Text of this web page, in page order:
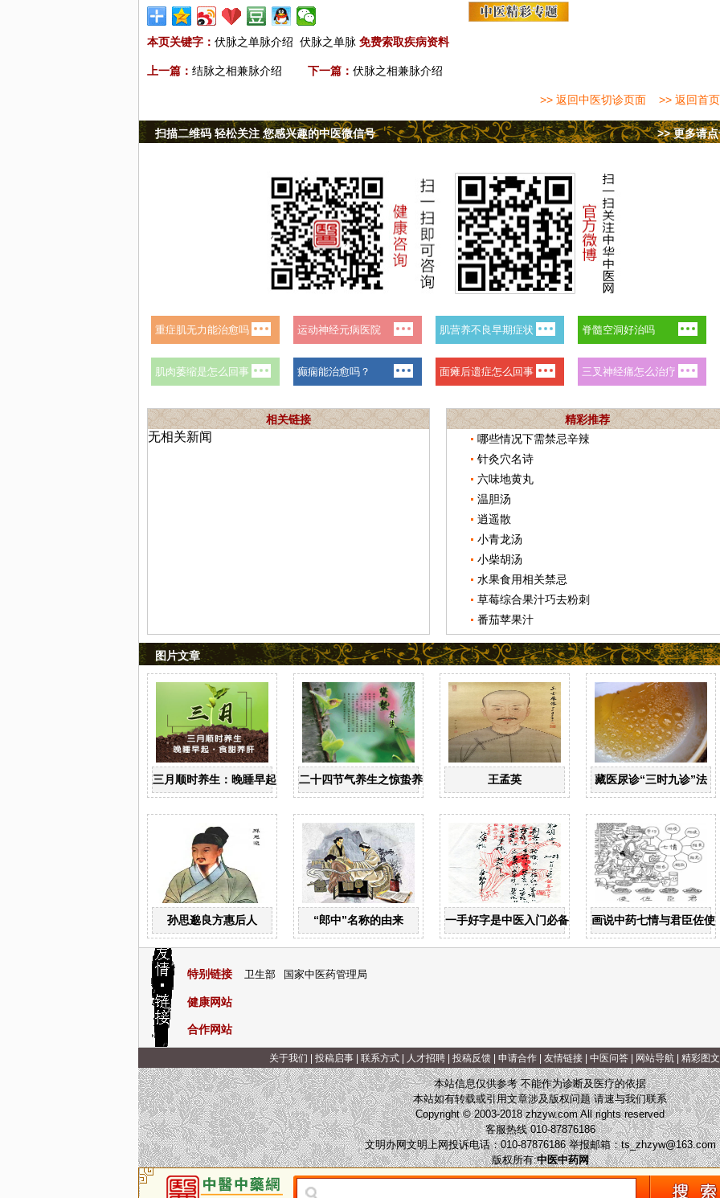
本页关键字： 伏脉之单脉介绍 伏脉之单脉 免费索取疾病资料
上一篇： 结脉之相兼脉介绍 下一篇： 伏脉之相兼脉介绍
>> 返回中医切诊页面 >> 返回首页
>> 更多请
扫描二维码 轻松关注 您感兴趣的中医微信号
相关链接
无相关新闻
精彩推荐
哪些情况下需禁忌辛辣
针灸穴名诗
六味地黄丸
温胆汤
逍遥散
小青龙汤
小柴胡汤
水果食用相关禁忌
草莓综合果汁巧去粉刺
番茄苹果汁
图片文章
三月顺时养生：晚睡早起 食甜养肝二十四节气养生之惊蛰养生 王孟英 藏医尿诊“三时九诊”法
孙思邈良方惠后人 “郎中”名称的由来 一手好字是中医入门必备 画说中药七情与君臣佐使
特别链接 卫生部 国家中医药管理局
健康网站
合作网站
关于我们 投稿启事| 联系方式| 人才招聘| 投稿反馈| 申请合作| 友情链接| 中医问答| 网站导航| 精彩图文
本站信息仅供参考 不能作为诊断及医疗的依据
本站如有转载或引用文章涉及版权问题 请速与我们联系
Copyright © 2003-2018 zhzyw.com All rights reserved
客服热线 010-87876186
文明办网文明上网投诉电话：010-87876186 举报邮箱：ts_zhzyw@163.com
版权所有:中医中药网